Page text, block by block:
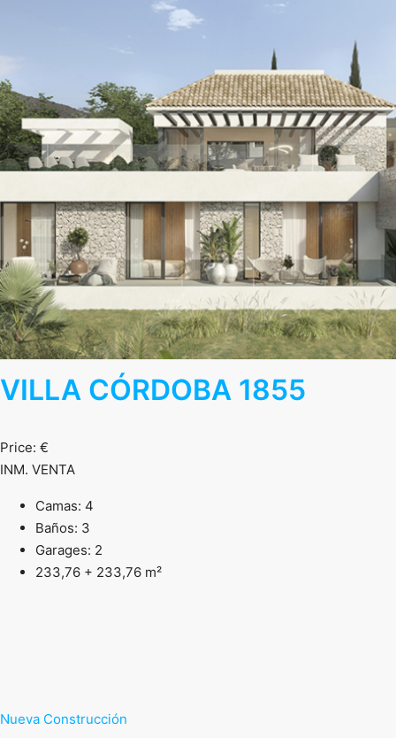
VILLA CÓRDOBA 1855
Price: €
INM. VENTA
Camas: 4
Baños: 3
Garages: 2
233,76 + 233,76 m²
Nueva Construcción